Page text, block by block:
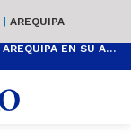
| AREQUIPA
ACTIVIDADES GRATUITAS PARA DISFRUTAR DE AREQUIPA EN SU ANIVERSARIO